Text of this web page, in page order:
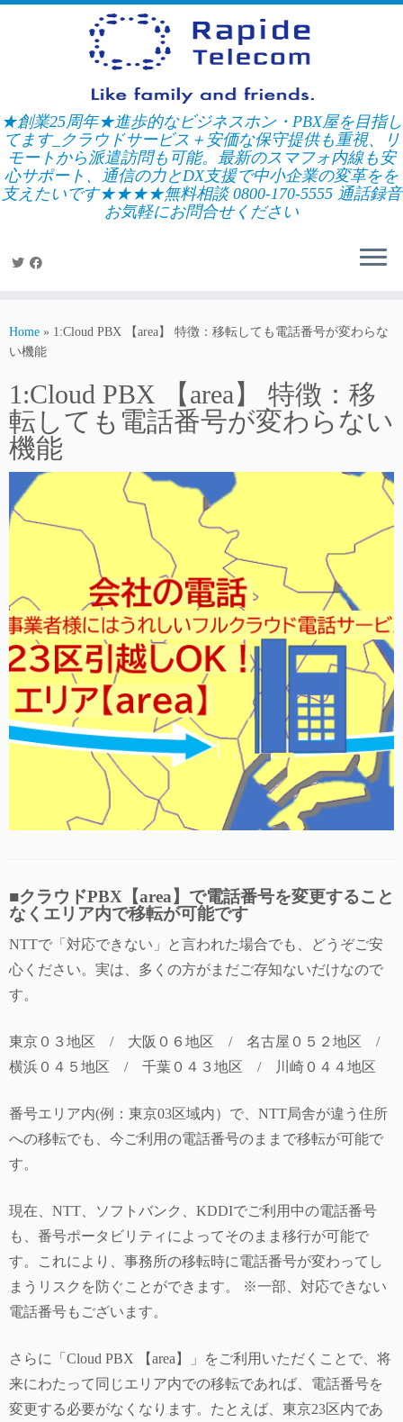
Skip
★創業25周年★進歩的なビジネスホン・PBX屋を目指し
てます_クラウドサービス＋安価な保守提供も重視、リ
モートから派遣訪問も可能。最新のスマフォ内線も安
心サポート、通信の力とDX支援で中小企業の変革をを
支えたいです★★★★無料相談 0800-170-5555 通話録音
お気軽にお問合せください
Home » 1:Cloud PBX 【area】 特徴：移転しても電話番号が変わらな
い機能
1:Cloud PBX 【area】 特徴：移
転しても電話番号が変わらない
機能
■クラウドPBX【area】で電話番号を変更すること
なくエリア内で移転が可能です
NTTで「対応できない」と言われた場合でも、どうぞご安
心ください。実は、多くの方がまだご存知ないだけなので
す。
東京０３地区 / 大阪０６地区 / 名古屋０５２地区 /
横浜０４５地区 / 千葉０４３地区 / 川崎０４４地区
番号エリア内(例：東京03区域内）で、NTT局舎が違う住所
への移転でも、今ご利用の電話番号のままで移転が可能で
す。
現在、NTT、ソフトバンク、KDDIでご利用中の電話番号
も、番号ポータビリティによってそのまま移行が可能で
す。これにより、事務所の移転時に電話番号が変わってし
まうリスクを防ぐことができます。 ※一部、対応できない
電話番号もございます。
さらに「Cloud PBX 【area】」をご利用いただくことで、将
来にわたって同じエリア内での移転であれば、電話番号を
変更する必要がなくなります。たとえば、東京23区内であ